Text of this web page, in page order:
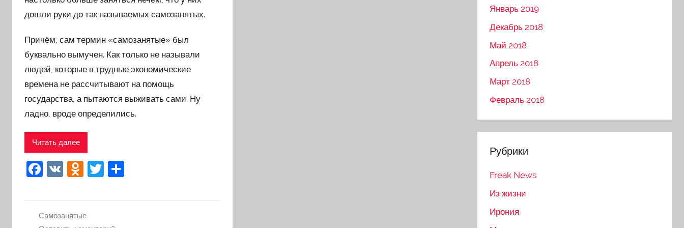
дошли руки до так называемых самозанятых.
Причём, сам термин «самозанятые» был
буквально вымучен. Как только не называли
людей, которые в трудные экономические
времена не рассчитывают на помощь
государства, а пытаются выживать сами. Ну
ладно, вроде определились.
Читать далее
F
e
V
O
o
T
Самозанятые
Январь 2019
Декабрь 2018
Май 2018
Апрель 2018
Март 2018
Февраль 2018
Рубрики
Freak News
Из жизни
Ирония